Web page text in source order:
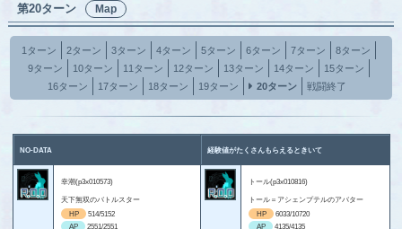
第20ターン Map
1ターン 2ターン 3ターン 4ターン 5ターン 6ターン 7ターン
8ターン
9ターン
10ターン 11ターン 12ターン 13ターン 14ターン
15ターン
16ターン
17ターン 18ターン 19ターン 20ターン 戦闘終了
NO-DATA 経験値がたくさんもらえるときいて
幸潮(p3x010573)
天下無双のバトルスター
HP
514/5152
AP
2551/2551
トール(p3x010816)
トール＝アシェンプテルのアバター
HP
6033/10720
AP
4135/4135